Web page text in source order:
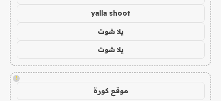
yalla shoot
يلا شوت
يلا شوت
!
موقع كورة